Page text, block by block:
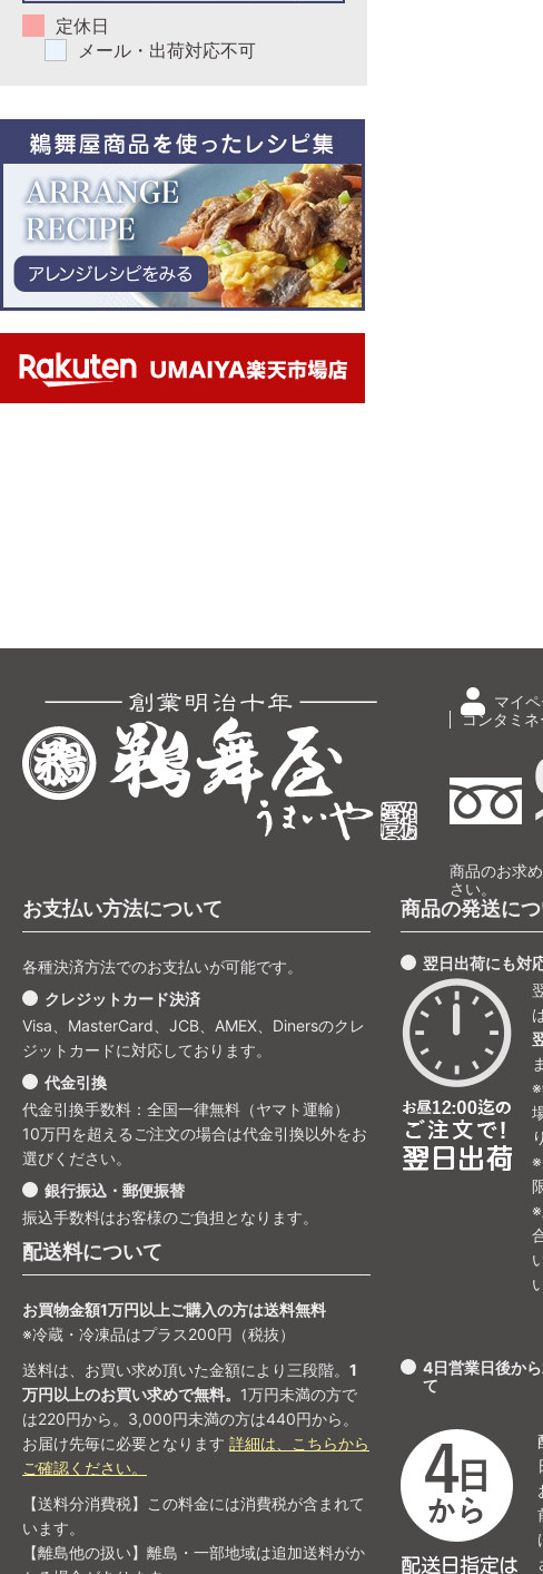
定休日
メール・出荷対応不可
マイ
コンタミ
商品のお求
さい。
お支払い方法について
各種決済方法でのお支払いが可能です。
クレジットカード決済
Visa、MasterCard、JCB、AMEX、Dinersのクレ
ジットカードに対応しております。
代金引換
代金引換手数料：全国一律無料（ヤマト運輸）
10万円を超えるご注文の場合は代金引換以外をお
選びください。
銀行振込・郵便振替
振込手数料はお客様のご負担となります。
配送料について
お買物金額1万円以上ご購入の方は送料無料
※冷蔵・冷凍品はプラス200円（税抜）
送料は、お買い求め頂いた金額により三段階。 1
万円以上のお買い求めで無料。 1万円未満の方で
は220円から。3,000円未満の方は440円から。
お届け先毎に必要となります 詳細は、こちらから
ご確認ください。
【送料分消費税】この料金には消費税が含まれて
います。
【離島他の扱い】離島・一部地域は追加送料がか
商品の発送に
翌日出荷にも対
4日営業日後か
て